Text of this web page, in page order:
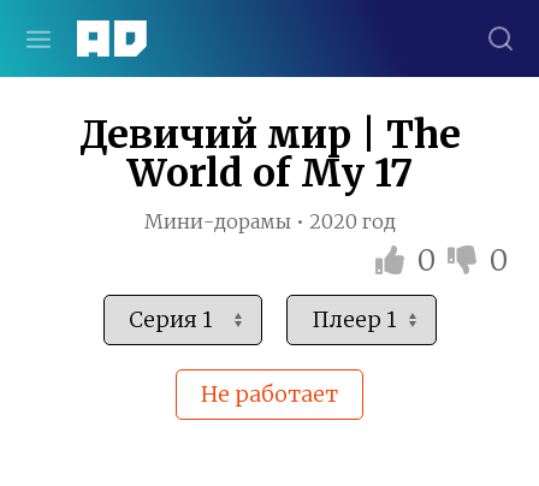
Девичий мир | The
World of My 17
Мини-дорамы • 2020 год
0 0
Не работает